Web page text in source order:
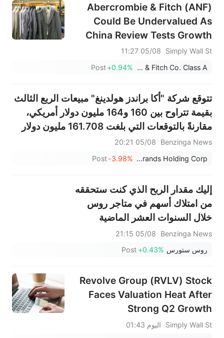
Abercrombie & Fitch (ANF)
Could Be Undervalued As
China Review Tests Growth
Plans
Simply Wall St
05/08 11:27
Abercrombie & Fitch Co. Class A
+0.94%
Post
تتوقع شركة "أكا براندز هولدينغ" مبيعات الربع الثالث
بقيمة تتراوح بين 160 و164 مليون دولار أمريكي،
مقارنةً بالتوقعات التي بلغت 161.708 مليون دولار
أمريكي.
Benzinga News
05/08 20:21
a.k.a. Brands Holding Corp.
-3.98%
Post
إليك مقدار الربح الذي كنت ستحققه
من امتلاك أسهم في متاجر روس
خلال السنوات العشر الماضية
Benzinga News
05/08 21:15
روس ستورس +0.43%
Post
Revolve Group (RVLV) Stock
Faces Valuation Heat After
Strong Q2 Growth
Simply Wall St
اليوم 01:43